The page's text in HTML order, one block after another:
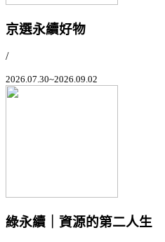
京選永續好物
/
2026.07.30~2026.09.02
綠永續｜資源的第二人生